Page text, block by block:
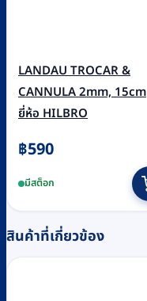
LANDAU TROCAR &
CANNULA 2mm, 15cm
ยี่ห้อ HILBRO
฿590
มีสต็อก
สินค้าที่เกี่ยวข้อง